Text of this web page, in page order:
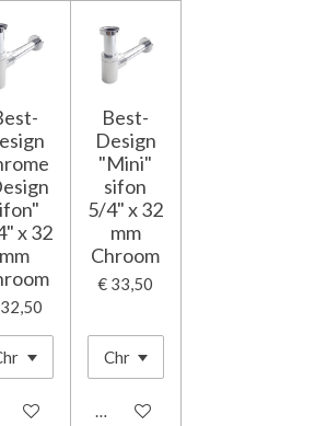
x 32
mm
Best-
Design
"Mini"
sifon
5/4" x 32
mm
Chroom
€ 33,50
In winkelwagen